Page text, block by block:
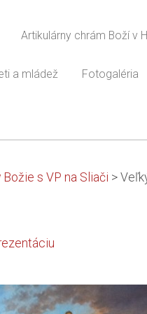
Artikulárny chrám Boží v
a mládež Fotogaléria
s VP na Sliači >